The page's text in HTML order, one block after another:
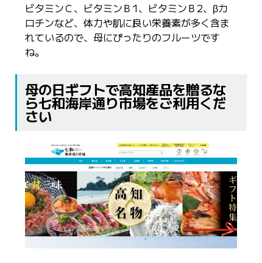
ビタミンＣ、ビタミンＢ1、ビタミンＢ2、βカ
ロチンなど、体力や肌に良い栄養素が多く含ま
れているので、母にぴったりのフルーツです
ね。
母の日ギフトで高知産品を贈るな
ら七和海岸通り市場をご利用くだ
さい